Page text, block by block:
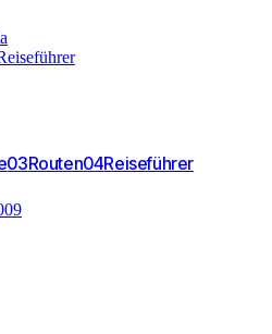
03Routen04Reiseführer